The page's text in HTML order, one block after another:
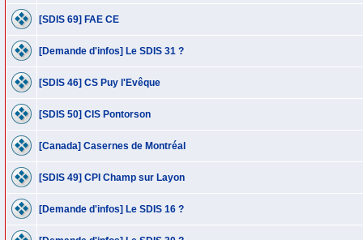
[SDIS 69] FAE CE
[Demande d'infos] Le SDIS 31 ?
[SDIS 46] CS Puy l'Evêque
[SDIS 50] CIS Pontorson
[Canada] Casernes de Montréal
[SDIS 49] CPI Champ sur Layon
[Demande d'infos] Le SDIS 16 ?